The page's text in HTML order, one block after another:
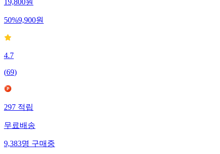
19,800원
50%9,900원
4.7
(69)
297적립
무료배송
9,383명구매중